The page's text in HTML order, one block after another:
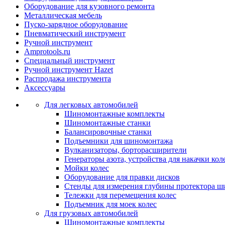
Оборудование для кузовного ремонта
Металлическая мебель
Пуско-зарядное оборудование
Пневматический инструмент
Ручной инструмент
Amprotools.ru
Специальный инструмент
Ручной инструмент Hazet
Распродажа инструмента
Аксессуары
Для легковых автомобилей
Шиномонтажные комплекты
Шиномонтажные станки
Балансировочные станки
Подъемники для шиномонтажа
Вулканизаторы, борторасширители
Генераторы азота, устройства для накачки
Мойки колес
Оборудование для правки дисков
Стенды для измерения глубины протектора
Тележки для перемещения колес
Подъемник для моек колеc
Для грузовых автомобилей
Шиномонтажные комплекты